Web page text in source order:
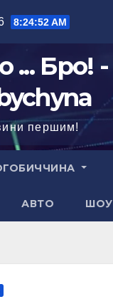
8:24:53 AM
... Бро! -
першим!
АВТО ШОУ